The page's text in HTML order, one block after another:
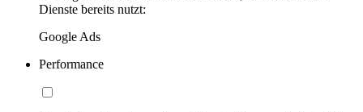
Dienste bereits nutzt:
Google Ads
Performance